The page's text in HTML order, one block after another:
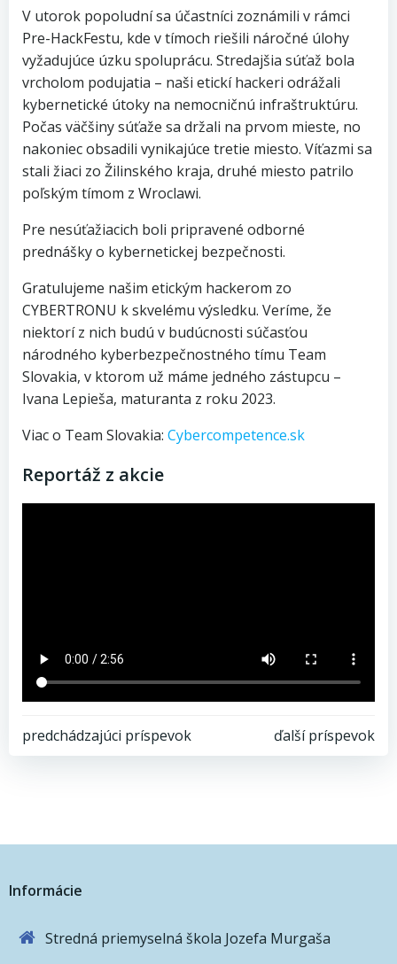
V utorok popoludní sa účastníci zoznámili v rámci
Pre-HackFestu, kde v tímoch riešili náročné úlohy
vyžadujúce úzku spoluprácu. Stredajšia súťaž bola
vrcholom podujatia – naši etickí hackeri odrážali
kybernetické útoky na nemocničnú infraštruktúru.
Počas väčšiny súťaže sa držali na prvom mieste, no
nakoniec obsadili vynikajúce tretie miesto. Víťazmi sa
stali žiaci zo Žilinského kraja, druhé miesto patrilo
poľským tímom z Wroclawi.
Pre nesúťažiacich boli pripravené odborné
prednášky o kybernetickej bezpečnosti.
Gratulujeme našim etickým hackerom zo
CYBERTRONU k skvelému výsledku. Veríme, že
niektorí z nich budú v budúcnosti súčasťou
národného kyberbezpečnostného tímu Team
Slovakia, v ktorom už máme jedného zástupcu –
Ivana Lepieša, maturanta z roku 2023.
Viac o Team Slovakia: Cybercompetence.sk
Reportáž z akcie
Post
predchádzajúci príspevok Post ďalší príspevok
Informácie
Stredná priemyselná škola Jozefa Murgaša